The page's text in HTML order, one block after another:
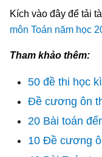
Kích vào đây để tải
môn Toán năm học
Tham khảo thêm:
50 đề thi học
Đề cương ôn
20 Bài toán
10 Đề cương